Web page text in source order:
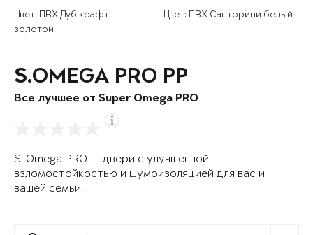
Цвет: ПВХ Дуб крафт
золотой
Цвет: ПВХ Санторини белый
S.OMEGA PRO PP
Все лучшее от Super Omega PRO
S. Omega PRO — двери с улучшенной
взломостойкостью и шумоизоляцией для вас и
вашей семьи.